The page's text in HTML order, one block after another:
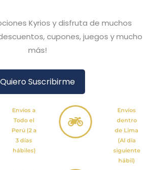
Kyrios y disfruta de muchos
cupones, juegos y mucho
más!
Quiero Suscribirme
Envíos a
Todo el
Perú (2 a
3 días
hábiles)
Envíos
dentro
de Lima
(Al día
siguiente
hábil)